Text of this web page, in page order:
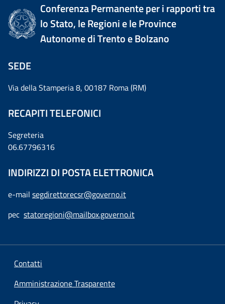
Conferenza Permanente per i rapporti tra
lo Stato, le Regioni e le Province
Autonome di Trento e Bolzano
SEDE
Via della Stamperia 8, 00187 Roma (RM)
RECAPITI TELEFONICI
Segreteria
06.67796316
INDIRIZZI DI POSTA ELETTRONICA
e-mail segdirettorecsr@governo.it
pec statoregioni@mailbox.governo.it
Contatti
Amministrazione Trasparente